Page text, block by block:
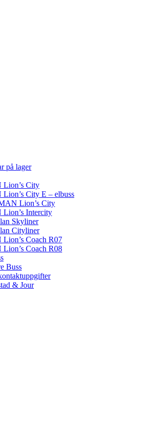
på lager
City
City E – elbuss
Lion’s City
Intercity
Skyliner
Cityliner
Coach R07
Coach R08
Buss
& Jour